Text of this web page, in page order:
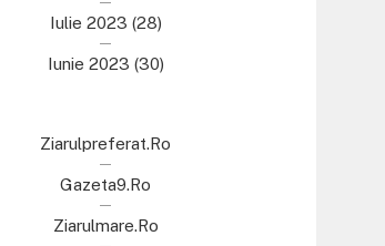
Iulie 2023 (28)
Iunie 2023 (30)
Ziarulpreferat.ro
Gazeta9.ro
Ziarulmare.ro